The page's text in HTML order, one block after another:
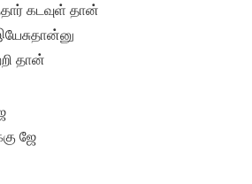
கடவுள் தான்
தான்
ஜே